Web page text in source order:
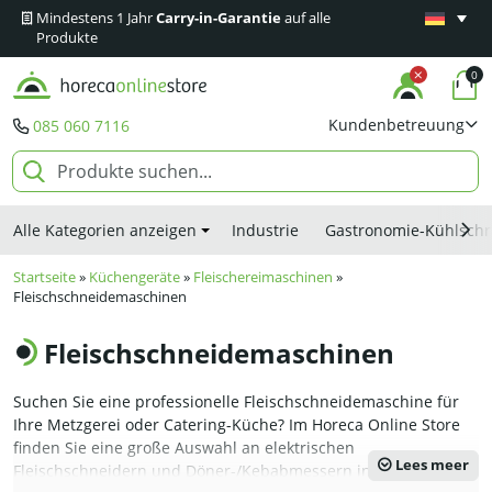
Mindestens 1 JahrCarry-in-Garantieauf alle
Produkte
Schnelle
085 060 7116 Kundenbetreuung
0
Alle Kategorien anzeigen Industrie Gastronomie-
Startseite» Küchengeräte» Fleischereimaschinen »
Fleischschneidemaschinen
Fleischschneidemaschinen
Suchen Sie eine professionelle Fleischschneidemaschine für
Ihre Metzgerei oder Catering-Küche? Im Horeca Online Store
finden Sie eine große Auswahl an elektrischen
Fleischschneidern und Döner-/Kebabmessern in
Lees meer